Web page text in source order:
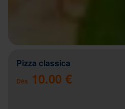
Pizza classica
Dès 10.00 €